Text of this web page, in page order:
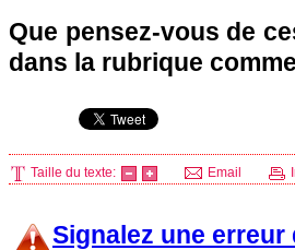
Que pensez-vous de
dans la rubrique
Taille du texte: Email
Signalez une